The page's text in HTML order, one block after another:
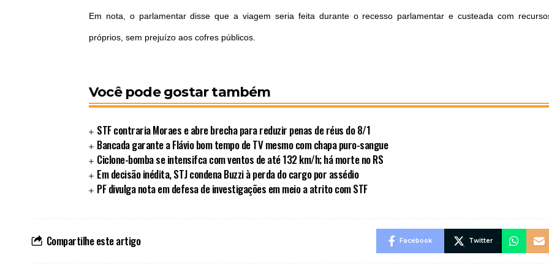
Em nota, o parlamentar disse que a viagem seria feita durante o recesso parlamentar e custeada com
próprios, sem prejuízo aos cofres públicos.
Você pode gostar também
STF contraria Moraes e abre brecha para reduzir penas de réus do 8/1
Bancada garante a Flávio bom tempo de TV mesmo com chapa puro-sangue
Ciclone-bomba se intensifca com ventos de até 132 km/h; há morte no RS
Em decisão inédita, STJ condena Buzzi à perda do cargo por assédio
PF divulga nota em defesa de investigações em meio a atrito com STF
Compartilhe este artigo Facebook Twitter